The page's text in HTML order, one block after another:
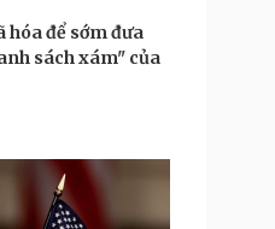
hóa để sớm đưa
sách xám" của